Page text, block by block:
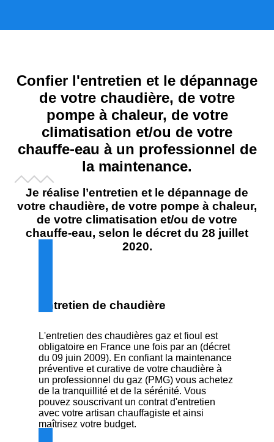
Confier l'entretien et le dépannage
de votre chaudière, de votre
pompe à chaleur, de votre
climatisation et/ou de votre
chauffe-eau à un professionnel de
la maintenance.
Je réalise l’entretien et le dépannage de
votre chaudière, de votre pompe à chaleur,
de votre climatisation et/ou de votre
chauffe-eau, selon le décret du 28 juillet
2020.
Entretien de chaudière
L'entretien des chaudières gaz et fioul est
obligatoire en France une fois par an (décret
du 09 juin 2009). En confiant la maintenance
préventive et curative de votre chaudière à
un professionnel du gaz (PMG) vous achetez
de la tranquillité et de la sérénité. Vous
pouvez souscrivant un contrat d'entretien
avec votre artisan chauffagiste et ainsi
maîtrisez votre budget.